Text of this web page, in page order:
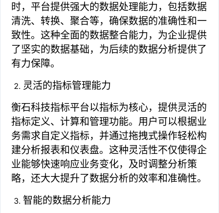
时，平台提供强大的数据处理能力，包括数据
清洗、转换、聚合等，确保数据的准确性和一
致性。这种全面的数据整合能力，为企业提供
了坚实的数据基础，为后续的数据分析提供了
有力保障。
灵活的指标管理能力
衡石科技指标平台以指标为核心，提供灵活的
指标定义、计算和管理功能。用户可以根据业
务需求自定义指标，并通过拖拽式操作轻松构
建分析报表和仪表盘。这种灵活性不仅使得企
业能够快速响应业务变化，及时调整分析策
略，还大大提升了数据分析的效率和准确性。
智能的数据分析能力